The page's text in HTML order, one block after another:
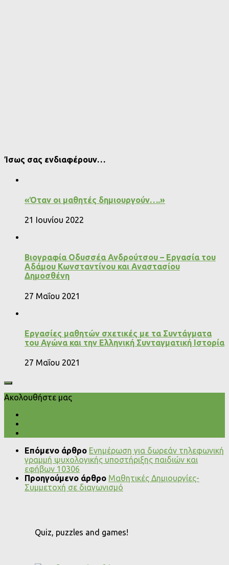
Ίσως σας ενδιαφέρουν…
«Όταν οι μαθητές δημιουργούν….»
21 Ιουνίου 2022
Βιογραφία Οδυσσέα Ανδρούτσου – Εργασία του
Αδάμου Κωνσταντίνου και Αναστασίου
Δημοσθένη
27 Μαΐου 2021
Εργασίες μαθητών σχετικές με τα Συντάγματα
του Αγώνα και την Ελληνική Συνταγματική Ιστορία
27 Μαΐου 2021
Ακολουθήστε μας
Επόμενο άρθρο Ενημέρωση για δωρεάν τηλεφωνική
γραμμή ψυχολογικής υποστήριξης παιδιών και
εφήβων 10306
Προηγούμενο άρθρο Μαθητικές Δημιουργίες-
Συμμετοχή σε διαγωνισμό
Quiz, puzzles and games!